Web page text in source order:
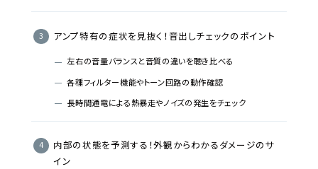
アンプ特有の症状を見抜く！音出しチェックのポイント
左右の音量バランスと音質の違いを聴き比べる
各種フィルター機能やトーン回路の動作確認
長時間通電による熱暴走やノイズの発生をチェック
内部の状態を予測する！外観からわかるダメージのサ
イン